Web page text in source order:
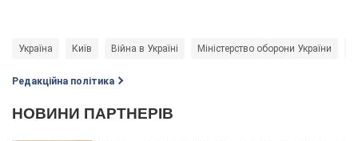
Україна Київ Війна в Україні Міністерство оборони України
Редакційна політика